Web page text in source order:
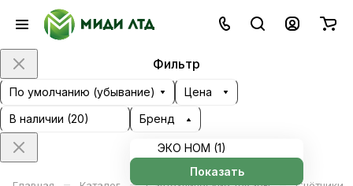
Фильтр
По умолчанию (убывание)
Цена
В наличии (20) Бренд
ЭКО НОМ (1)
Показать